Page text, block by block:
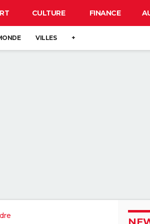
CULTURE FINANCE
VILLES +